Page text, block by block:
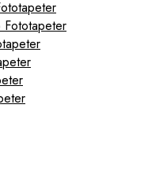
Fototapeter